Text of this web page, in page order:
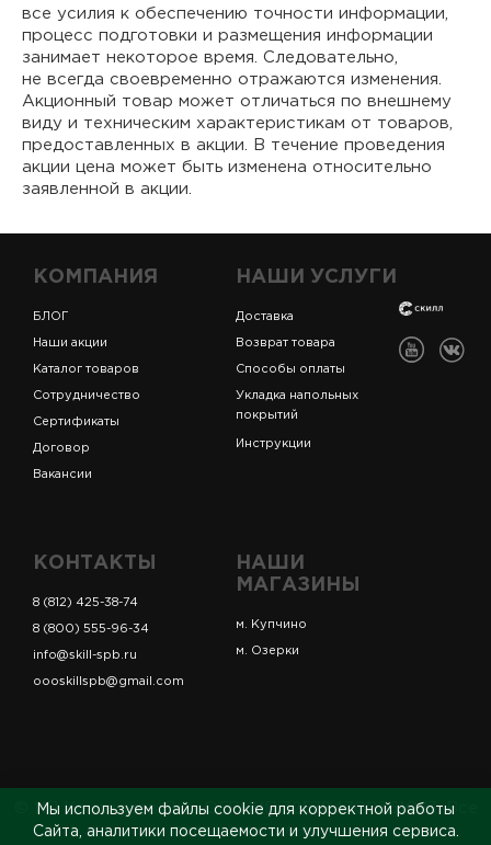
все усилия к обеспечению точности информации,
процесс подготовки и размещения информации
занимает некоторое время. Следовательно,
не всегда своевременно отражаются изменения.
Акционный товар может отличаться по внешнему
виду и техническим характеристикам от товаров,
предоставленных в акции. В течение проведения
акции цена может быть изменена относительно
заявленной в акции.
КОМПАНИЯ
БЛОГ
Наши акции
Каталог товаров
Сотрудничество
Сертификаты
Договор
Вакансии
НАШИ УСЛУГИ
Доставка
Возврат товара
Способы оплаты
Укладка напольных
покрытий
Инструкции
КОНТАКТЫ
8 (812) 425-38-74
8 (800) 555-96-34
info@skill-spb.ru
oooskillspb@gmail.com
НАШИ
МАГАЗИНЫ
м. Купчино
м. Озерки
© ИП Коновалов Д.А., ОГРНИП 325784700361023. Все
права защищены.
Мы используем файлы cookie для корректной работы
Сайта, аналитики посещаемости и улучшения сервиса.